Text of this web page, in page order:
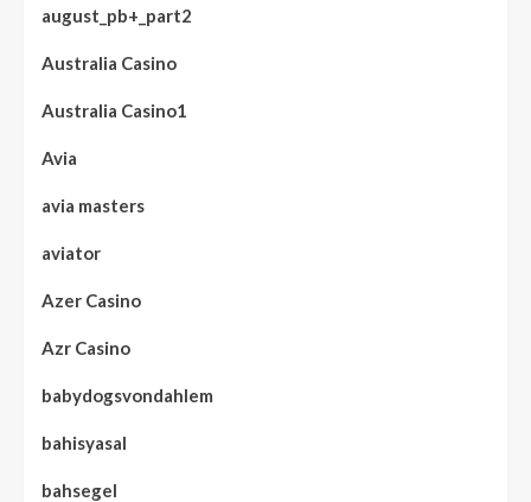
august_pb+_part2
Australia Casino
Australia Casino1
Avia
avia masters
aviator
Azer Casino
Azr Casino
babydogsvondahlem
bahisyasal
bahsegel